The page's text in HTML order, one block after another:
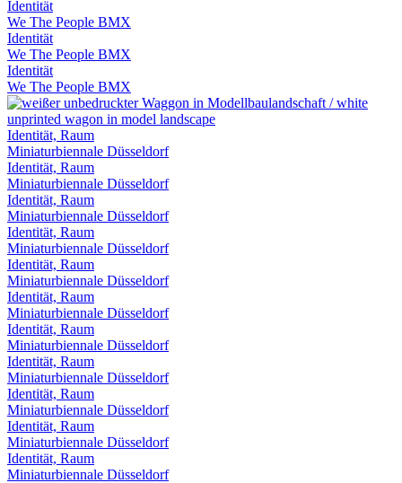
Identität
We The People BMX
Identität
We The People BMX
Identität
We The People BMX
Identität, Raum
Miniaturbiennale Düsseldorf
Identität, Raum
Miniaturbiennale Düsseldorf
Identität, Raum
Miniaturbiennale Düsseldorf
Identität, Raum
Miniaturbiennale Düsseldorf
Identität, Raum
Miniaturbiennale Düsseldorf
Identität, Raum
Miniaturbiennale Düsseldorf
Identität, Raum
Miniaturbiennale Düsseldorf
Identität, Raum
Miniaturbiennale Düsseldorf
Identität, Raum
Miniaturbiennale Düsseldorf
Identität, Raum
Miniaturbiennale Düsseldorf
Identität, Raum
Miniaturbiennale Düsseldorf